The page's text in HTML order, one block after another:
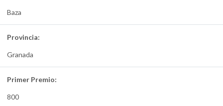
Baza
Provincia:
Granada
Primer Premio:
800